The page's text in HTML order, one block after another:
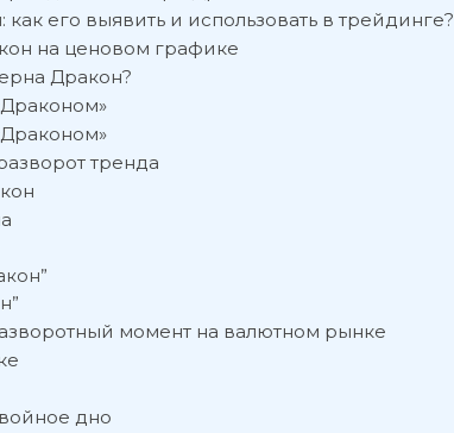
его выявить и использовать в трейдинге?
на ценовом графике
Дракон?
тренда
момент на валютном рынке
дно